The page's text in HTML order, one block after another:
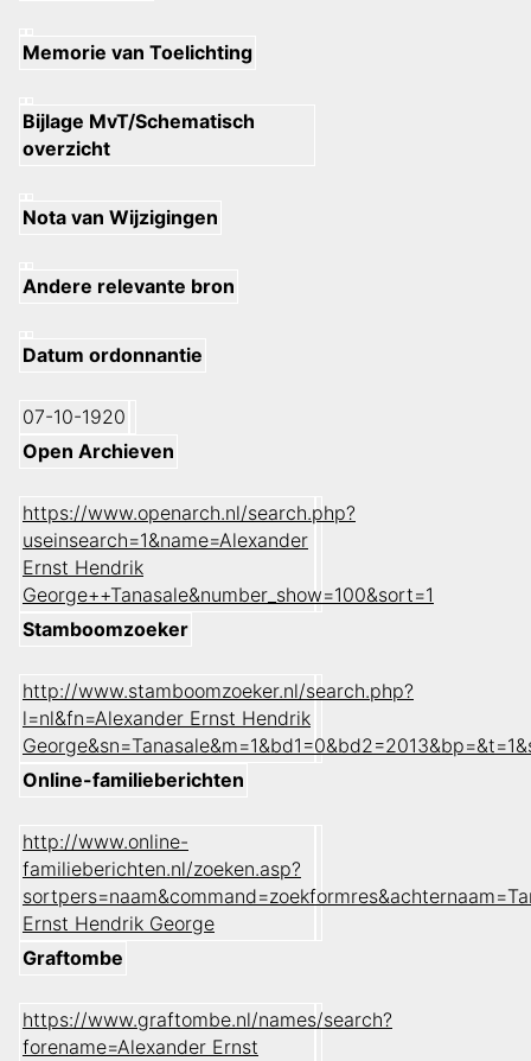
Memorie van Toelichting
Bijlage MvT/Schematisch
overzicht
Nota van Wijzigingen
Andere relevante bron
Datum ordonnantie
07-10-1920
Open Archieven
https://www.openarch.nl/search.php?
useinsearch=1&name=Alexander
Ernst Hendrik
George++Tanasale&number_show=100&sort=1
Stamboomzoeker
http://www.stamboomzoeker.nl/search.php?
l=nl&fn=Alexander Ernst Hendrik
Online-familieberichten
http://www.online-
familieberichten.nl/zoeken.asp?
Ernst Hendrik George
Graftombe
https://www.graftombe.nl/names/search?
forename=Alexander Ernst